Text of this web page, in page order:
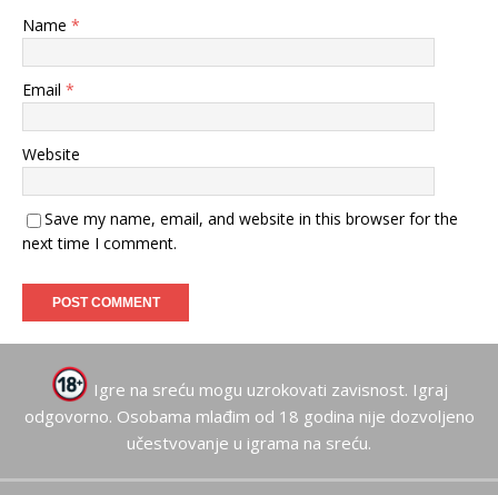
Name *
Email *
Website
Save my name, email, and website in this browser for the
next time I comment.
Igre na sreću mogu uzrokovati zavisnost. Igraj
odgovorno. Osobama mlađim od 18 godina nije dozvoljeno
učestvovanje u igrama na sreću.